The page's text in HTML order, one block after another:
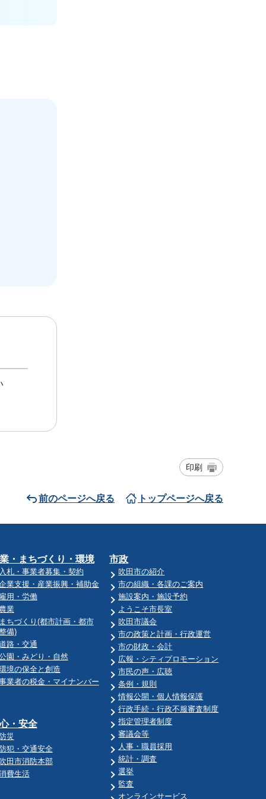
印刷
前のページへ戻る トップページへ戻る
・まちづくり・環境
入札・事業者募集・契約
業支援・産業振興・補助金
雇用・労働
農業
まちづくり(都市計画・都市
備)
路・交通
園・みどり・自然
境の保全と創造
業者の税金・マイナンバー
・安全
防災
防犯・交通安全
吹田市消防本部
費生活
市政
吹田市の紹介
市の組織・各課のご案内
施設案内・施設予約
ようこそ市長室
吹田市議会
市の政策と計画・行政運営
市の財政・会計
広報・シティプロモーション
市民の声・広聴
条例・規則
情報公開・個人情報保護
行政手続・行政不服審査制度
指定管理者制度
審議会等
人事・職員採用
統計・調査
選挙
監査
オンラインサービス